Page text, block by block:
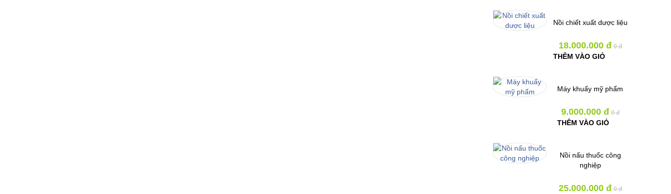
Nồi chiết xuất dược liệu
18.000.000 đ 0 đ
THÊM VÀO GIỎ
Máy khuấy mỹ phẩm
9.000.000 đ 0 đ
THÊM VÀO GIỎ
Nồi nấu thuốc công
nghiệp
25.000.000 đ 0 đ